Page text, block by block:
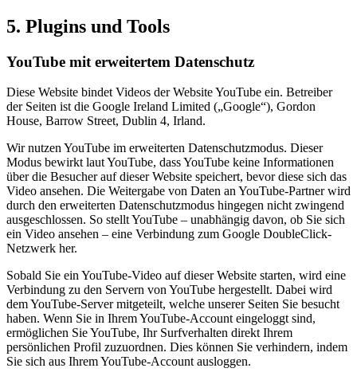
5. Plugins und Tools
YouTube mit erweitertem Datenschutz
Diese Website bindet Videos der Website YouTube ein. Betreiber
der Seiten ist die Google Ireland Limited („Google“), Gordon
House, Barrow Street, Dublin 4, Irland.
Wir nutzen YouTube im erweiterten Datenschutzmodus. Dieser
Modus bewirkt laut YouTube, dass YouTube keine Informationen
über die Besucher auf dieser Website speichert, bevor diese sich das
Video ansehen. Die Weitergabe von Daten an YouTube-Partner wird
durch den erweiterten Datenschutzmodus hingegen nicht zwingend
ausgeschlossen. So stellt YouTube – unabhängig davon, ob Sie sich
ein Video ansehen – eine Verbindung zum Google DoubleClick-
Netzwerk her.
Sobald Sie ein YouTube-Video auf dieser Website starten, wird eine
Verbindung zu den Servern von YouTube hergestellt. Dabei wird
dem YouTube-Server mitgeteilt, welche unserer Seiten Sie besucht
haben. Wenn Sie in Ihrem YouTube-Account eingeloggt sind,
ermöglichen Sie YouTube, Ihr Surfverhalten direkt Ihrem
persönlichen Profil zuzuordnen. Dies können Sie verhindern, indem
Sie sich aus Ihrem YouTube-Account ausloggen.